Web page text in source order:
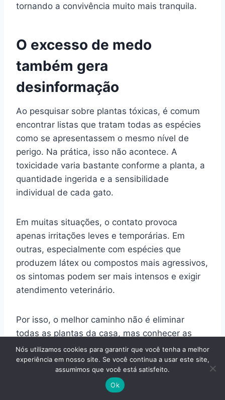
tornando a convivência muito mais tranquila.
O excesso de medo
também gera
desinformação
Ao pesquisar sobre plantas tóxicas, é comum
encontrar listas que tratam todas as espécies
como se apresentassem o mesmo nível de
perigo. Na prática, isso não acontece. A
toxicidade varia bastante conforme a planta, a
quantidade ingerida e a sensibilidade
individual de cada gato.
Em muitas situações, o contato provoca
apenas irritações leves e temporárias. Em
outras, especialmente com espécies que
produzem látex ou compostos mais agressivos,
os sintomas podem ser mais intensos e exigir
atendimento veterinário.
Por isso, o melhor caminho não é eliminar
todas as plantas da casa, mas conhecer as
características de cada espécie, posicioná-las
corretamente e observar o comportamento do
seu gato. Informação confiável sempre oferece
mais segurança do que decisões tomadas
Nós utilizamos cookies para garantir que você tenha a melhor
experiência em nosso site. Se você continua a usar este site,
assumimos que você está satisfeito.
Ok